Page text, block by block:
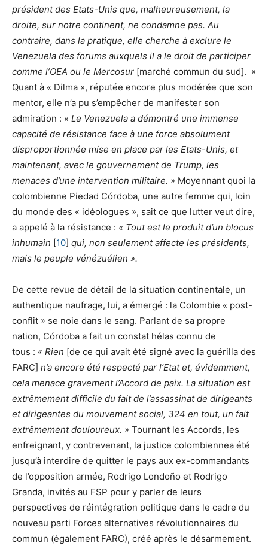
président des Etats-Unis que, malheureusement, la
droite, sur notre continent, ne condamne pas. Au
contraire, dans la pratique, elle cherche à exclure le
Venezuela des forums auxquels il a le droit de participer
comme l’OEA ou le Mercosur [marché commun du sud]. »
Quant à « Dilma », réputée encore plus modérée que son
mentor, elle n’a pu s’empêcher de manifester son
admiration : « Le Venezuela a démontré une immense
capacité de résistance face à une force absolument
disproportionnée mise en place par les Etats-Unis, et
maintenant, avec le gouvernement de Trump, les
menaces d’une intervention militaire. » Moyennant quoi la
colombienne Piedad Córdoba, une autre femme qui, loin
du monde des « idéologues », sait ce que lutter veut dire,
a appelé à la résistance : « Tout est le produit d’un blocus
inhumain [10] qui, non seulement affecte les présidents,
mais le peuple vénézuélien ».
De cette revue de détail de la situation continentale, un
authentique naufrage, lui, a émergé : la Colombie « post-
conflit » se noie dans le sang. Parlant de sa propre
nation, Córdoba a fait un constat hélas connu de
tous : « Rien [de ce qui avait été signé avec la guérilla des
FARC] n’a encore été respecté par l’Etat et, évidemment,
cela menace gravement l’Accord de paix. La situation est
extrêmement difficile du fait de l’assassinat de dirigeants
et dirigeantes du mouvement social, 324 en tout, un fait
extrêmement douloureux. » Tournant les Accords, les
enfreignant, y contrevenant, la justice colombiennea été
jusqu’à interdire de quitter le pays aux ex-commandants
de l’opposition armée, Rodrigo Londoño et Rodrigo
Granda, invités au FSP pour y parler de leurs
perspectives de réintégration politique dans le cadre du
nouveau parti Forces alternatives révolutionnaires du
commun (également FARC), créé après le désarmement.